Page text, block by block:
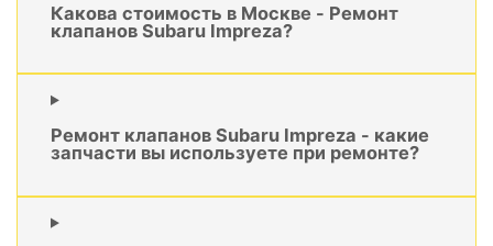
Какова стоимость в Москве - Ремонт
клапанов Subaru Impreza?
Ремонт клапанов Subaru Impreza - какие
запчасти вы используете при ремонте?